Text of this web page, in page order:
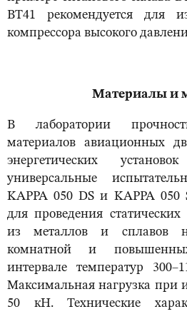
ВТ41 рекомендуется для
компрессора высокого
Материалы и
В лаборатории
материалов авиационных
энергетических
универсальные
KAPPA 050 DS и KAPPA 050
для проведения
из металлов и сплавов
комнатной и
интервале температур
Максимальная нагрузка при
50 кН. Технические